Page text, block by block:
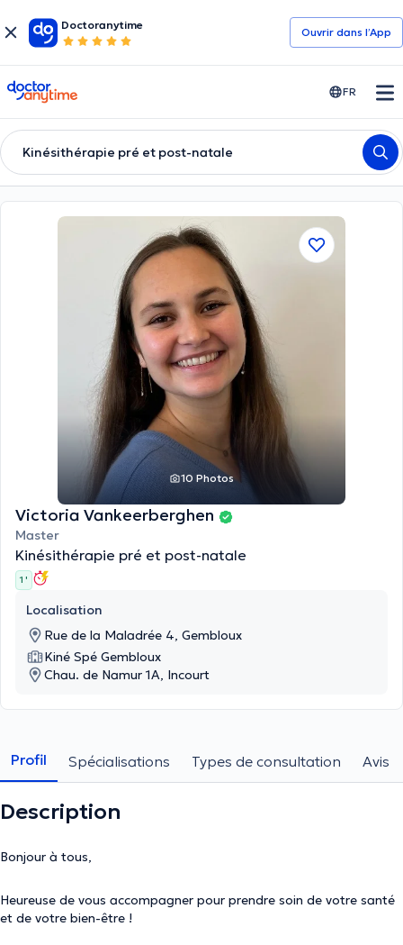
Doctoranytime
Ouvrir dans l’App
doctoranytime FR
Kinésithérapie pré et post-natale
10 Photos
Victoria Vankeerberghen
Master
Kinésithérapie pré et post-natale
1 '
Localisation
Rue de la Maladrée 4, Gembloux
Kiné Spé Gembloux
Chau. de Namur 1A, Incourt
Profil Spécialisations Types de consultation Avis
Description
Bonjour à tous,
Heureuse de vous accompagner pour prendre soin de votre santé
et de votre bien-être !